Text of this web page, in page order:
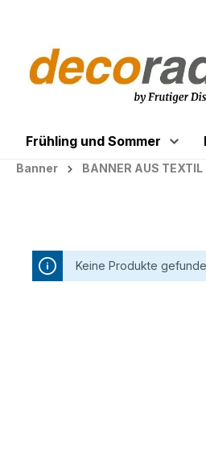
Frühling und Sommer
Banner BANNER AUS TEXTIL
Keine Produkte